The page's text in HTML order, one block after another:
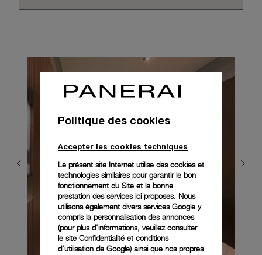
Politique des cookies
Accepter les cookies techniques
Le présent site Internet utilise des cookies et
technologies similaires pour garantir le bon
fonctionnement du Site et la bonne
prestation des services ici proposes. Nous
utilisons également divers services Google y
compris la personnalisation des annonces
(pour plus d'informations, veuillez consulter
le site Confidentialité et conditions
d'utilisation de Google) ainsi que nos propres